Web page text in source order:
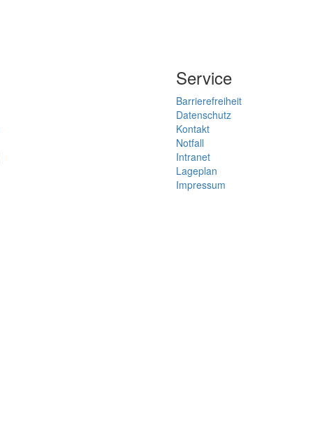
Service
Barrierefreiheit
Datenschutz
Kontakt
Notfall
Intranet
Lageplan
Impressum